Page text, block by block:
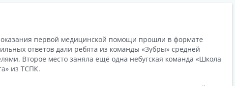
первой медицинской помощи прошли в формате
ответов дали ребята из команды «Зубры» средней
Второе место заняла ещё одна небугская команда «Школа
из ТСПК.